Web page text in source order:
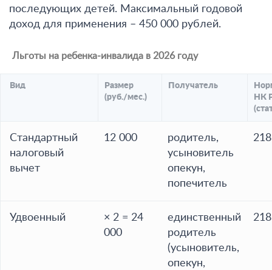
последующих детей. Максимальный годовой
доход для применения – 450 000 рублей.
Льготы на ребенка-инвалида в 2026 году
Вид
Размер
(руб./мес.)
Получатель
НК
Стандартный
налоговый
вычет
12 000
родитель,
усыновитель
опекун,
попечитель
218
Удвоенный
× 2 = 24
000
единственный
родитель
(усыновитель,
опекун,
218